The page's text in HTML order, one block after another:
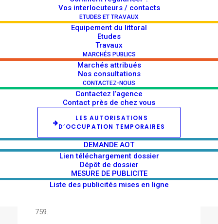
Vos interlocuteurs / contacts
ETUDES ET TRAVAUX
Equipement du littoral
Etudes
Travaux
MARCHÉS PUBLICS
Marchés attribués
Nos consultations
CONTACTEZ-NOUS
Contactez l’agence
Contact près de chez vous
LES AUTORISATIONS
D’OCCUPATION TEMPORAIRES
DEMANDE AOT
Lien téléchargement dossier
Dépôt de dossier
MESURE DE PUBLICITE
Liste des publicités mises en ligne
gratuite, et le nombre de places limité.
La réservation est obligatoire.
A noter : Le nombre d’inscriptions est limité à
250 personnespour la journée du jeudi et le
La sortie du mercredi 6 juin est limitée à
personnes.Compte-tenu du nombre limité
de places, la prise en compte des inscriptions
se fera dans l’ordre de réception.
Les repas et la sortie terrain sont pris en
charge par l’Agence des 50 pas géométriques.
En cas d’empêchementmerci de
759.